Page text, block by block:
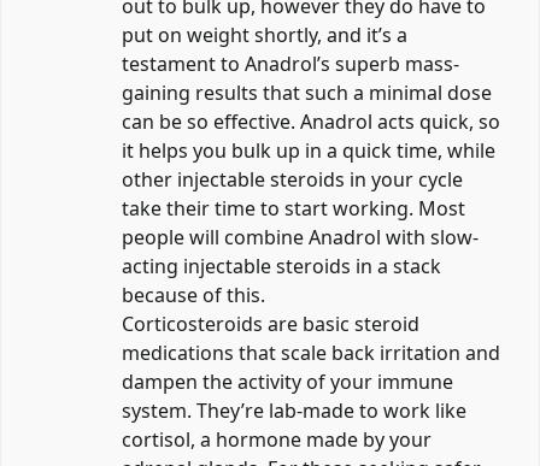
out to bulk up, however they do have to
put on weight shortly, and it’s a
testament to Anadrol’s superb mass-
gaining results that such a minimal dose
can be so effective. Anadrol acts quick, so
it helps you bulk up in a quick time, while
other injectable steroids in your cycle
take their time to start working. Most
people will combine Anadrol with slow-
acting injectable steroids in a stack
because of this.
Corticosteroids are basic steroid
medications that scale back irritation and
dampen the activity of your immune
system. They’re lab-made to work like
cortisol, a hormone made by your